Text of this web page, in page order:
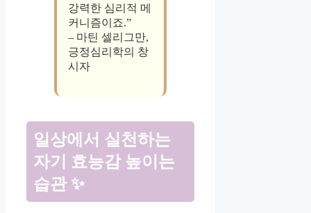
강력한 심리적 메
커니즘이죠.”
– 마틴 셀리그만,
긍정심리학의 창
시자
일상에서 실천하는
자기 효능감 높이는
습관 ✨